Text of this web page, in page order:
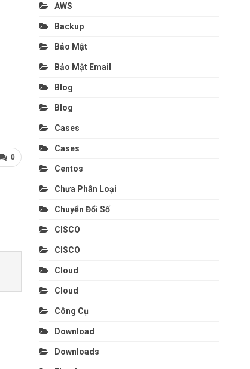
0
AWS
Backup
Bảo Mật
Bảo Mật Email
Blog
Blog
Cases
Cases
Centos
Chưa Phân Loại
Chuyển Đổi Số
CISCO
CISCO
Cloud
Cloud
Công Cụ
Download
Downloads